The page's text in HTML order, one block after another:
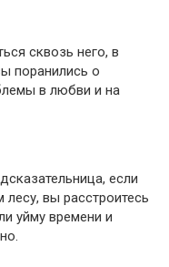
сквозь него, в
поранились о
в любви и на
если
вы расстроитесь
уйму времени и